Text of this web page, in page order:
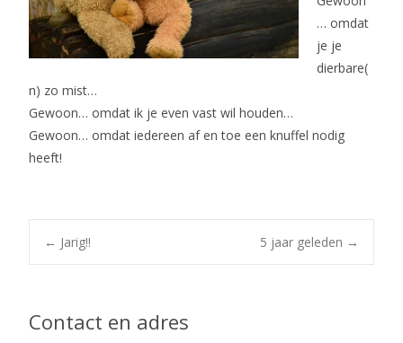
… omdat
je je
dierbare(
n) zo mist…
Gewoon… omdat ik je even vast wil houden…
Gewoon… omdat iedereen af en toe een knuffel nodig
heeft!
Post
navigation
← Jarig!! 5 jaar geleden →
Contact en adres